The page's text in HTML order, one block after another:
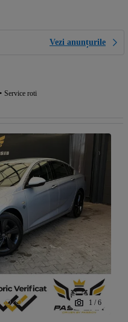
Vezi anunțurile
Service roti
1 / 6